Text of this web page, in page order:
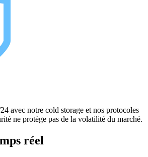
avec notre cold storage et nos protocoles
ne protège pas de la volatilité du marché.
réel